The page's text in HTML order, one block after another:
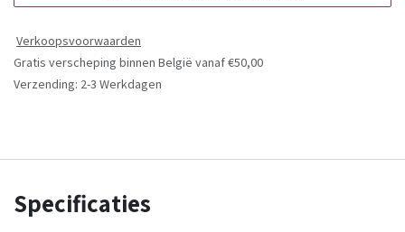
Verkoopsvoorwaarden
Gratis verscheping binnen België vanaf €50,00
Verzending: 2-3 Werkdagen
Specificaties